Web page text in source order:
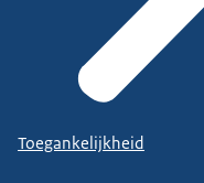
Toegankelijkheid